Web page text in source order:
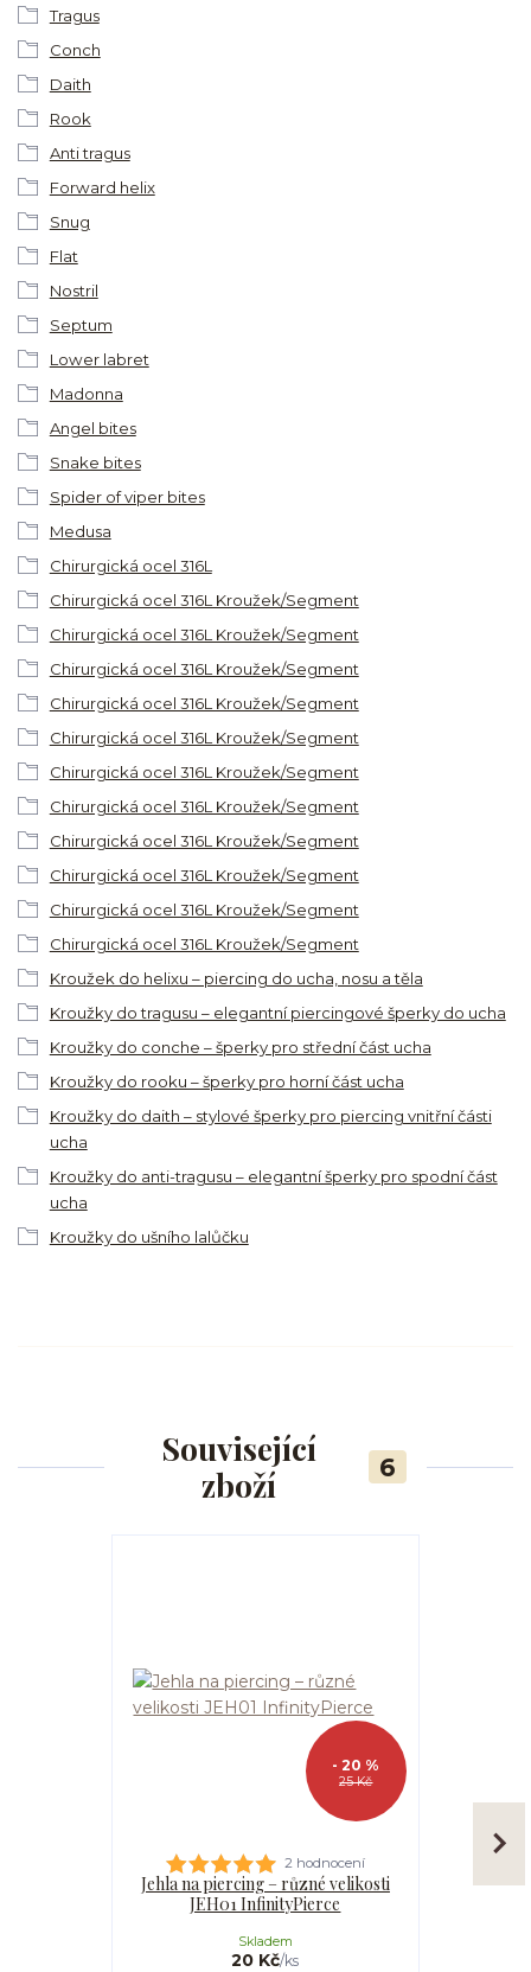
Tragus
Conch
Daith
Rook
Anti tragus
Forward helix
Snug
Flat
Nostril
Septum
Lower labret
Madonna
Angel bites
Snake bites
Spider of viper bites
Medusa
Chirurgická ocel 316L
Chirurgická ocel 316L Kroužek/Segment
Chirurgická ocel 316L Kroužek/Segment
Chirurgická ocel 316L Kroužek/Segment
Chirurgická ocel 316L Kroužek/Segment
Chirurgická ocel 316L Kroužek/Segment
Chirurgická ocel 316L Kroužek/Segment
Chirurgická ocel 316L Kroužek/Segment
Chirurgická ocel 316L Kroužek/Segment
Chirurgická ocel 316L Kroužek/Segment
Chirurgická ocel 316L Kroužek/Segment
Chirurgická ocel 316L Kroužek/Segment
Kroužek do helixu – piercing do ucha, nosu a těla
Kroužky do tragusu – elegantní piercingové šperky do ucha
Kroužky do conche – šperky pro střední část ucha
Kroužky do rooku – šperky pro horní část ucha
Kroužky do daith – stylové šperky pro piercing vnitřní části
ucha
Kroužky do anti-tragusu – elegantní šperky pro spodní část
ucha
Kroužky do ušního lalůčku
Související
zboží
6
25 Kč
- 20 %
2 hodnocení
Jehla na piercing – různé velikosti
JEH01 InfinityPierce
20 Kč/ks
Skladem